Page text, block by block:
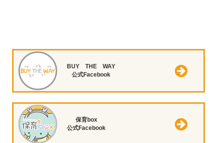
BUY THE WAY
公式Facebook
保育box
公式Facebook